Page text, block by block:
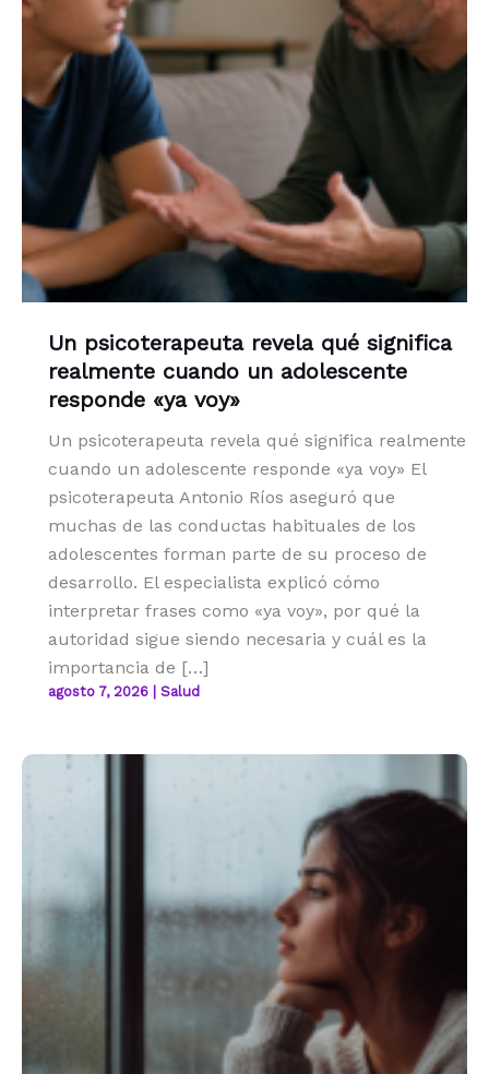
Un psicoterapeuta revela qué significa
realmente cuando un adolescente
responde «ya voy»
Un psicoterapeuta revela qué significa realmente
cuando un adolescente responde «ya voy» El
psicoterapeuta Antonio Ríos aseguró que
muchas de las conductas habituales de los
adolescentes forman parte de su proceso de
desarrollo. El especialista explicó cómo
interpretar frases como «ya voy», por qué la
autoridad sigue siendo necesaria y cuál es la
importancia de […]
agosto 7, 2026 Salud